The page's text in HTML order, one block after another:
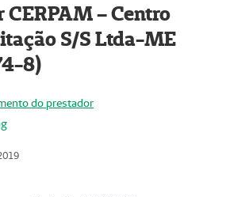
– Centro
S/S Ltda-ME
8)
do prestador